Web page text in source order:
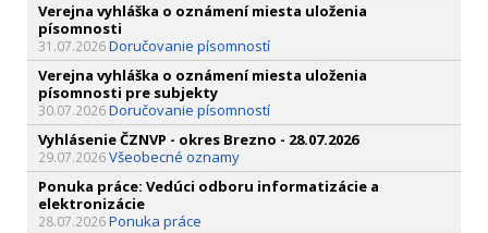
Verejna vyhláška o oznámení miesta uloženia
písomnosti
31.07.2026Doručovanie písomností
Verejna vyhláška o oznámení miesta uloženia
písomnosti pre subjekty
30.07.2026Doručovanie písomností
Vyhlásenie ČZNVP - okres Brezno - 28.07.2026
29.07.2026Všeobecné oznamy
Ponuka práce: Vedúci odboru informatizácie a
elektronizácie
28.07.2026Ponuka práce